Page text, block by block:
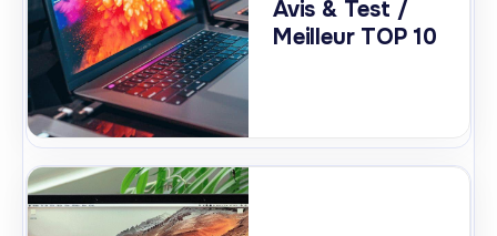
Avis & Test /
Meilleur TOP 10